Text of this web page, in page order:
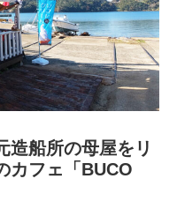
造船所の母屋をリ
カフェ「BUCO